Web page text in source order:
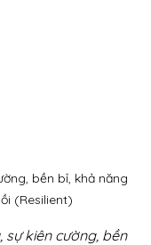
bền bỉ, khả năng
(Resilient)
sự kiên cường, bền